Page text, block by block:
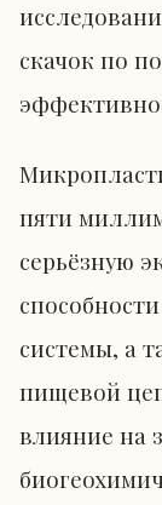
скачок по
пяти
серьёзную
системы, а
пищевой
влияние на